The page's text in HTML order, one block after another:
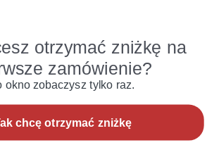
otrzymać zniżkę na
zamówienie?
okno zobaczysz tylko raz.
chcę otrzymać zniżkę